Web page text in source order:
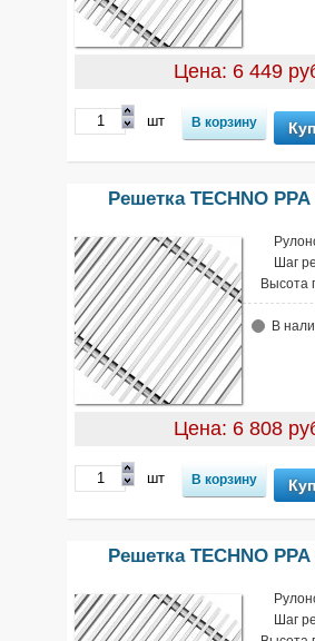
Цена: 6 449
шт
Решетка TECHNO РРА
Шаг
Высота
В
Цена: 6 808
шт
Решетка TECHNO РРА
Шаг